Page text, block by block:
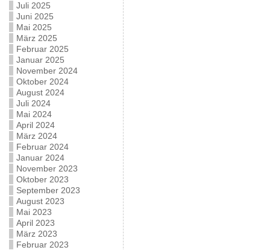
Juli 2025
Juni 2025
Mai 2025
März 2025
Februar 2025
Januar 2025
November 2024
Oktober 2024
August 2024
Juli 2024
Mai 2024
April 2024
März 2024
Februar 2024
Januar 2024
November 2023
Oktober 2023
September 2023
August 2023
Mai 2023
April 2023
März 2023
Februar 2023